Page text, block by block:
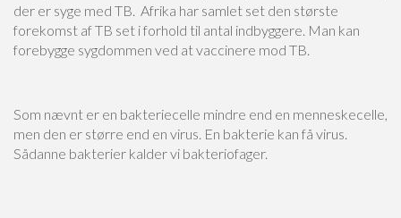
der er syge med TB. Afrika har samlet set den største
forekomst af TB set i forhold til antal indbyggere. Man kan
forebygge sygdommen ved at vaccinere mod TB.
Som nævnt er en bakteriecelle mindre end en menneskecelle,
men den er større end en virus. En bakterie kan få virus.
Sådanne bakterier kalder vi bakteriofager.